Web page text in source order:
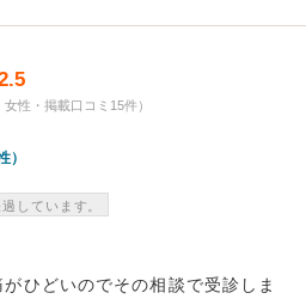
性・掲載口コミ15件）
）
しています。
ひどいのでその相談で受診しま